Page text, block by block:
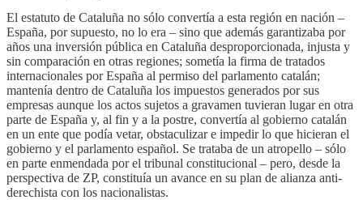
El estatuto de Cataluña no sólo convertía a esta región en nación –
España, por supuesto, no lo era – sino que además garantizaba por
años una inversión pública en Cataluña desproporcionada, injusta y
sin comparación en otras regiones; sometía la firma de tratados
internacionales por España al permiso del parlamento catalán;
mantenía dentro de Cataluña los impuestos generados por sus
empresas aunque los actos sujetos a gravamen tuvieran lugar en otra
parte de España y, al fin y a la postre, convertía al gobierno catalán
en un ente que podía vetar, obstaculizar e impedir lo que hicieran el
gobierno y el parlamento español. Se trataba de un atropello – sólo
en parte enmendada por el tribunal constitucional – pero, desde la
perspectiva de ZP, constituía un avance en su plan de alianza anti-
derechista con los nacionalistas.